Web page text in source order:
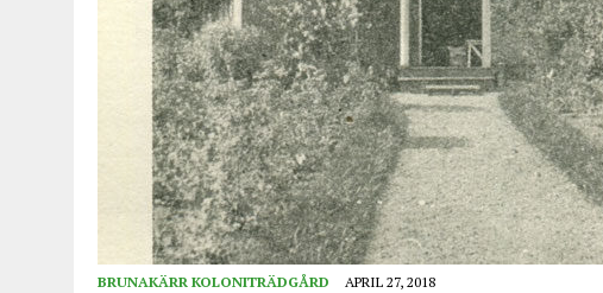
BRUNAKÄRR KOLONITRÄDGÅRD APRIL 27, 2018